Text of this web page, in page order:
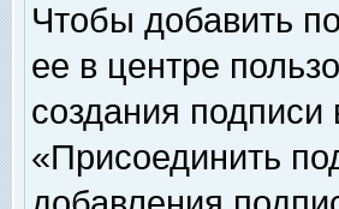
Чтобы добавить
ее в центре
создания
«Присоединить